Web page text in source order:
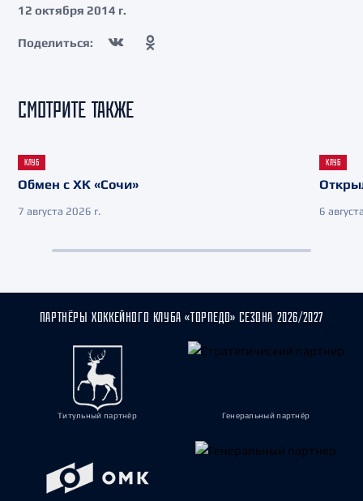
12 октября 2014 г.
Поделиться:
СМОТРИТЕ ТАКЖЕ
КЛУБ
Обмен с ХК «Сочи»
7 августа 2026 г.
КЛУБ
6
ПАРТНЁРЫ ХОККЕЙНОГО КЛУБА «ТОРПЕДО» СЕЗОНА 2026/2027
Титульный партнёр Генеральный партнёр